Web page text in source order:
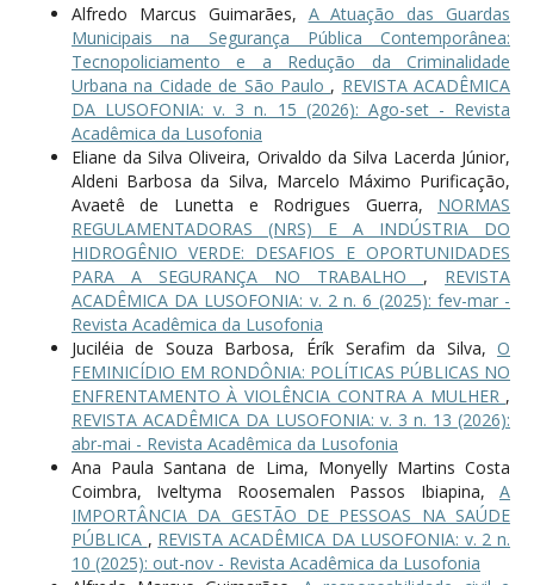
Alfredo Marcus Guimarães, A Atuação das Guardas
Municipais na Segurança Pública Contemporânea:
Tecnopoliciamento e a Redução da Criminalidade
Urbana na Cidade de São Paulo , REVISTA ACADÊMICA
DA LUSOFONIA: v. 3 n. 15 (2026): Ago-set - Revista
Acadêmica da Lusofonia
Eliane da Silva Oliveira, Orivaldo da Silva Lacerda Júnior,
Aldeni Barbosa da Silva, Marcelo Máximo Purificação,
Avaetê de Lunetta e Rodrigues Guerra, NORMAS
REGULAMENTADORAS (NRS) E A INDÚSTRIA DO
HIDROGÊNIO VERDE: DESAFIOS E OPORTUNIDADES
PARA A SEGURANÇA NO TRABALHO , REVISTA
ACADÊMICA DA LUSOFONIA: v. 2 n. 6 (2025): fev-mar -
Revista Acadêmica da Lusofonia
Juciléia de Souza Barbosa, Érík Serafim da Silva,O
FEMINICÍDIO EM RONDÔNIA: POLÍTICAS PÚBLICAS NO
ENFRENTAMENTO À VIOLÊNCIA CONTRA A MULHER ,
REVISTA ACADÊMICA DA LUSOFONIA: v. 3 n. 13 (2026):
abr-mai - Revista Acadêmica da Lusofonia
Ana Paula Santana de Lima, Monyelly Martins Costa
Coimbra, Iveltyma Roosemalen Passos Ibiapina,A
IMPORTÂNCIA DA GESTÃO DE PESSOAS NA SAÚDE
PÚBLICA , REVISTA ACADÊMICA DA LUSOFONIA: v. 2 n.
10 (2025): out-nov - Revista Acadêmica da Lusofonia